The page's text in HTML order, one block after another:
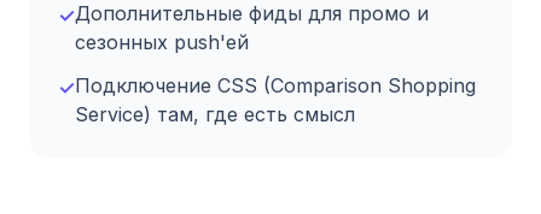
✓Дополнительные фиды для промо и
сезонных push'ей
✓Подключение CSS (Comparison Shopping
Service) там, где есть смысл